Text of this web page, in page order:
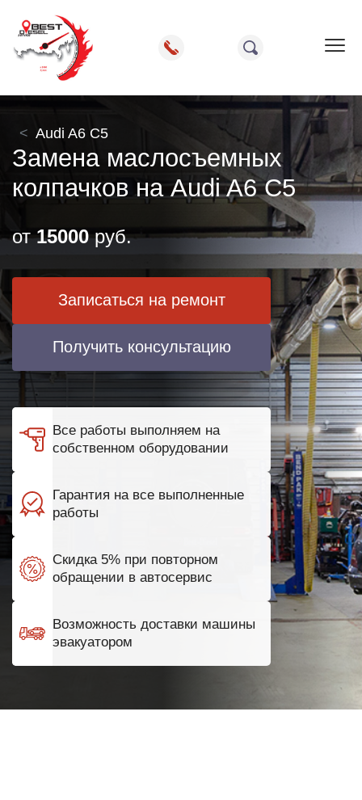
Audi A6 C5
Замена маслосъемных
колпачков на Audi A6 C5
от15000руб.
Записаться на ремонт
Получить консультацию
Все работы выполняем на
собственном оборудовании
Гарантия на все выполненные
работы
Скидка 5% при повторном
обращении в автосервис
Возможность доставки машины
эвакуатором